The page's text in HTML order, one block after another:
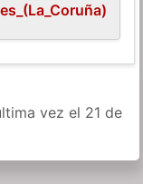
vez el 21 de